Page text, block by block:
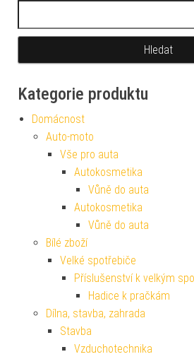
Kategorie produktu
Domácnost
Auto-moto
Vše pro auta
Autokosmetika
Vůně do auta
Autokosmetika
Vůně do auta
Bílé zboží
Velké spotřebiče
Příslušenství k velkým
Hadice k pračkám
Dílna, stavba, zahrada
Stavba
Vzduchotechnika